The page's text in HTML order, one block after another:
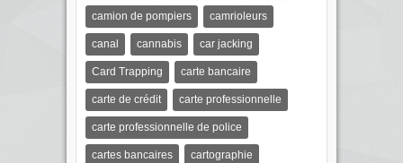
camion de pompiers camrioleurs
canal cannabis car jacking
Card Trapping carte bancaire
carte de crédit carte professionnelle
carte professionnelle de police
cartes bancaires cartographie